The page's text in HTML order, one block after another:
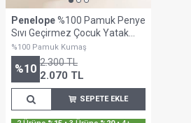
Penelope%100 Pamuk Penye
Sıvı Geçirmez Çocuk Yatak
Alezi 70x140 cm
%100 Pamuk Kumaş
%10 2.300TL
2.070 TL
SEPETE EKLE